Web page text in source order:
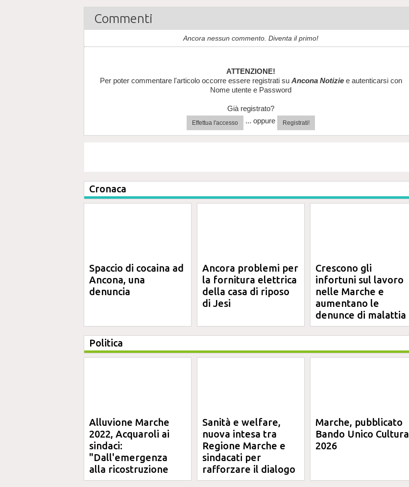
Commenti
Ancora nessun commento. Diventa il primo!
ATTENZIONE!
Per poter commentare l'articolo occorre essere registrati su Ancona Notiziee autenticarsi con
Nome utente e Password
Già registrato?
Effettua l'accesso ... oppure Registrati!
Cronaca
Spaccio di cocaina ad
Ancona, una
denuncia
Ancora problemi per
la fornitura elettrica
della casa di riposo
di Jesi
Crescono gli
infortuni sul lavoro
nelle Marche e
aumentano le
denunce di malattia
professionale
Politica
Alluvione Marche
2022, Acquaroli ai
sindaci:
"Dall'emergenza
alla ricostruzione
definitiva"
Sanità e welfare,
nuova intesa tra
Regione Marche e
sindacati per
rafforzare il dialogo
Marche, pubblicato
Bando Unico Cultura
2026